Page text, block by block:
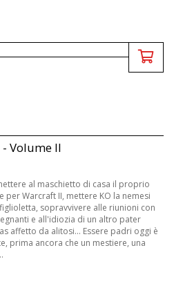
Volume II
al maschietto di casa il proprio
per Warcraft II, mettere KO la nemesi
sopravvivere alle riunioni con
e all'idiozia di un altro pater
affetto da alitosi... Essere padri oggi è
prima ancora che un mestiere, una